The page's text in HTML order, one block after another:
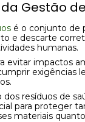
Gestão
é o conjunto de
e descarte
humanas.
evitar impactos
exigências
resíduos de
para proteger
materiais